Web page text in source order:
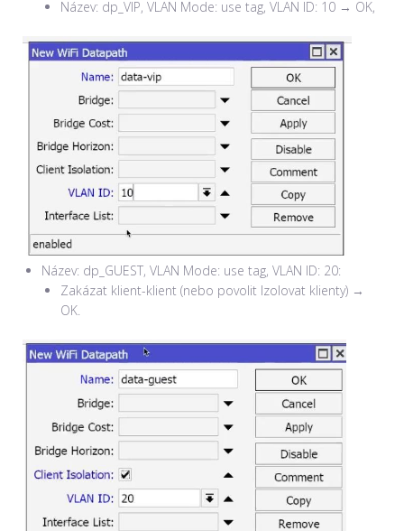
Název: dp_VIP, VLAN Mode: use tag, VLAN ID: 10 → OK,
Název: dp_GUEST, VLAN Mode: use tag, VLAN ID: 20:
Zakázat klient-klient (nebo povolit Izolovat klienty) →
OK.